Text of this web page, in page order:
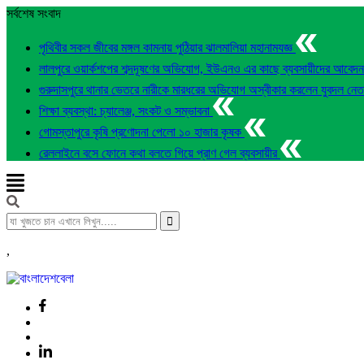
সর্বশেষ সংবাদ
পৃথিবীর সকল জীবের মঙ্গল কামনায় পুঠিয়ার ঝালমালিয়া মহানামযজ্ঞ
লালপুরে ওয়ার্কশপের শব্দদূষণের অভিযোগ, ইউএনও এর কাছে ব্যবসায়ীদের
গুরুদাসপুরে থানার ভেতরে নারীকে মারধরের অভিযোগ অস্বীকার করলেন যুবদল
শিক্ষা ব্যবস্থা: চ্যালেঞ্জ, সংকট ও সম্ভাবনা
গোমস্তাপুরে কৃষি প্রণোদনা পেলো ১০ হাজার কৃষক
রেললাইনে বসে ফোনে কথা বলতে গিয়ে প্রাণ গেল ব্যবসায়ীর
,